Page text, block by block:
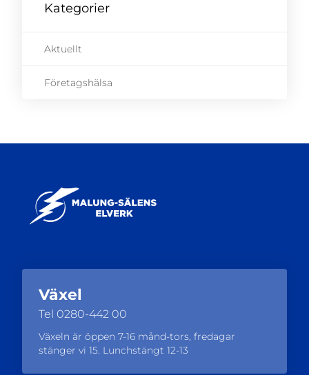
Kategorier
Aktuellt
Företagshälsa
Växel
Tel 0280-442 00
Växeln är öppen 7-16 månd-tors, fredagar
stänger vi 15. Lunchstängt 12-13